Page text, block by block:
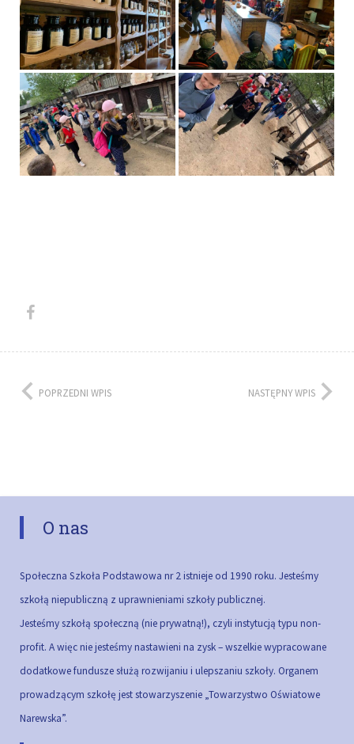
POPRZEDNI WPIS NASTĘPNY WPIS
O nas
Społeczna Szkoła Podstawowa nr 2 istnieje od 1990 roku. Jesteśmy
szkołą niepubliczną z uprawnieniami szkoły publicznej.
Jesteśmy szkołą społeczną (nie prywatną!), czyli instytucją typu non-
profit. A więc nie jesteśmy nastawieni na zysk – wszelkie wypracowane
dodatkowe fundusze służą rozwijaniu i ulepszaniu szkoły. Organem
prowadzącym szkołę jest stowarzyszenie „Towarzystwo Oświatowe
Narewska”.